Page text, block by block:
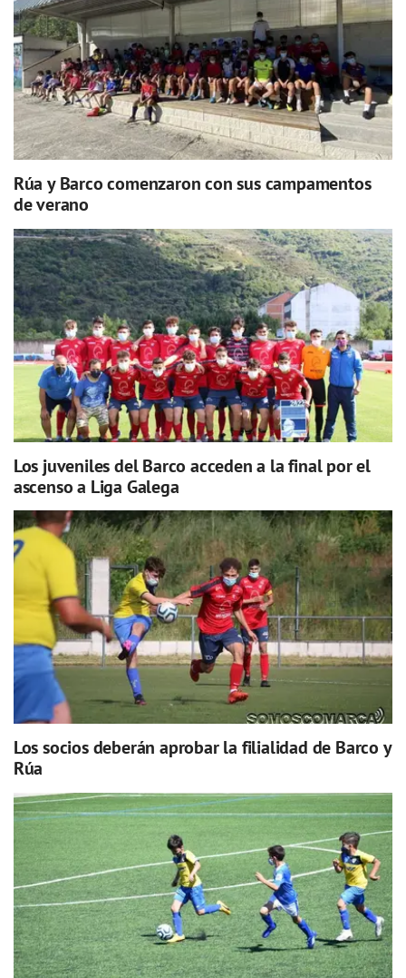
Rúa y Barco comenzaron con sus campamentos
de verano
Los juveniles del Barco acceden a la final por el
ascenso a Liga Galega
Los socios deberán aprobar la filialidad de Barco y
Rúa